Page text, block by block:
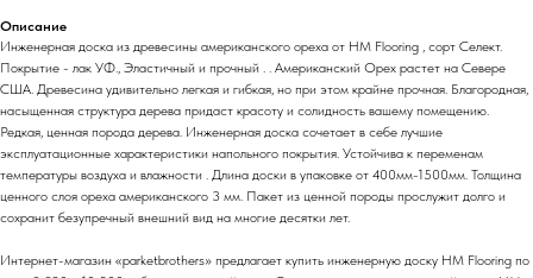
Описание
Инженерная доска из древесины американского ореха от HM Flooring , сорт Селект.
Покрытие - лак УФ., Эластичный и прочный . . Американский Орех растет на Севере
США. Древесина удивительно легкая и гибкая, но при этом крайне прочная. Благородная,
насыщенная структура дерева придаст красоту и солидность вашему помещению.
Редкая, ценная порода дерева. Инженерная доска сочетает в себе лучшие
эксплуатационные характеристики напольного покрытия. Устойчива к переменам
температуры воздуха и влажности . Длина доски в упаковке от 400мм-1500мм. Толщина
ценного слоя ореха американского 3 мм. Пакет из ценной породы прослужит долго и
сохранит безупречный внешний вид на многие десятки лет.
Интернет-магазин «parketbrothers» предлагает купить инженерную доску HM Flooring по